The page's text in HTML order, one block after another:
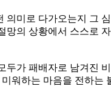
미로 다가오는지 그
의 상황에서 스스로
가 패배자로 남겨진
워하는 마음을 전하는